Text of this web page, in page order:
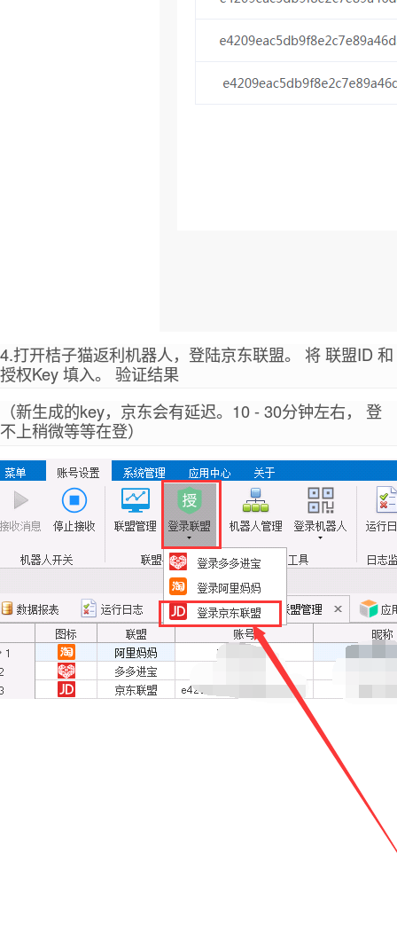
4.打开桔子猫返利机器人，登陆京东联盟。 将 联盟ID 和
授权Key 填入。 验证结果
（新生成的key，京东会有延迟。10 - 30分钟左右， 登
不上稍微等等在登）